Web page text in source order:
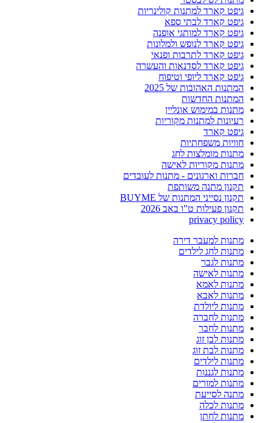
גיפט קארד למתנות קולינריות
גיפט קארד לבתי ספא
גיפט קארד למותגי אופנה
גיפט קארד לנופש ולמלונות
גיפט קארד לתרבות ופנאי
גיפט קארד לסדנאות והעשרה
גיפט קארד ליופי וטיפוח
המתנות האהובות של 2025
המתנות החדשות
מתנות במימוש אונליין
רעיונות למתנות מקוריות
גיפט קארד
חוויות משפחתיות
מתנות מומלצות לחג
מתנות מקוריות לאישה
חברות וארגונים - מתנות לעובדים
תקנון מתנה משותפת
תקנון נסייני המתנות של BUYME
תקנון פעילות ט"ו באב 2026
privacy policy
מתנות למעבר דירה
מתנות לחג לילדים
מתנות לגבר
מתנות לאישה
מתנות לאמא
מתנות לאבא
מתנות ליולדת
מתנות לחברה
מתנות לחבר
מתנות לבן זוג
מתנות לבת זוג
מתנות לילדים
מתנות לגננות
מתנות למורים
מתנה לסייעת
מתנות לכלה
מתנות לחתן